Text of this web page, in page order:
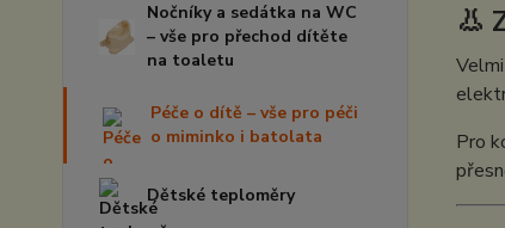
Nočníky a sedátka na WC
– vše pro přechod dítěte
na toaletu
Péče o dítě – vše pro péči
o miminko i batolata
Dětské teploměry
👃
Pro